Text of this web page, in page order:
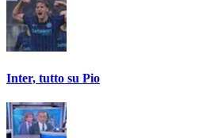
Inter, tutto su Pio